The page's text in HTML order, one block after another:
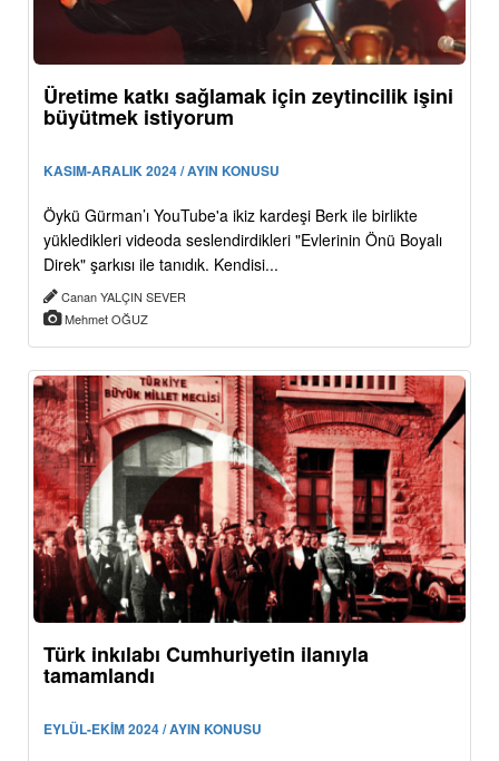
Üretime katkı sağlamak için zeytincilik işini
büyütmek istiyorum
KASIM-ARALIK 2024 / AYIN KONUSU
Öykü Gürman’ı YouTube'a ikiz kardeşi Berk ile birlikte
yükledikleri videoda seslendirdikleri "Evlerinin Önü Boyalı
Direk" şarkısı ile tanıdık. Kendisi...
Canan YALÇIN SEVER
Mehmet OĞUZ
Türk inkılabı Cumhuriyetin ilanıyla
tamamlandı
EYLÜL-EKİM 2024 / AYIN KONUSU